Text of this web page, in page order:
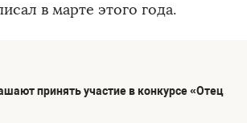
в марте этого года.
принять участие в конкурсе «Отец